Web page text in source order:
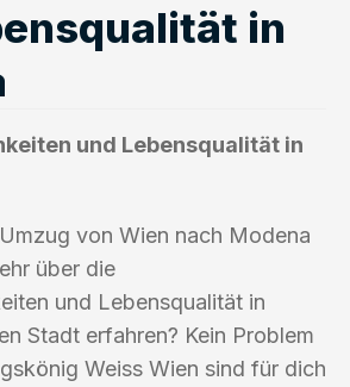
in
und Lebensqualität in
von Wien nach Modena
über die
und Lebensqualität in
Stadt erfahren? Kein Problem
Weiss Wien sind für dich